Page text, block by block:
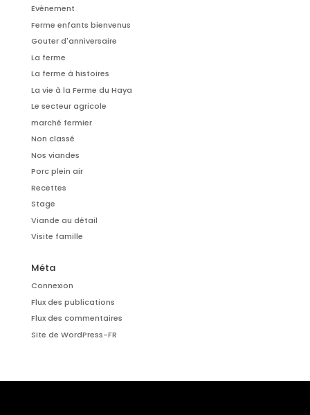
Evènement
Ferme enfants bienvenus
Gouter d'anniversaire
La ferme
La ferme à histoires
La vie à la Ferme du Haya
Le secteur agricole
marché fermier
Non classé
Nos viandes
Porc plein air
Recettes
Stage
Viande au détail
Visite famille
Méta
Connexion
Flux des publications
Flux des commentaires
Site de WordPress-FR